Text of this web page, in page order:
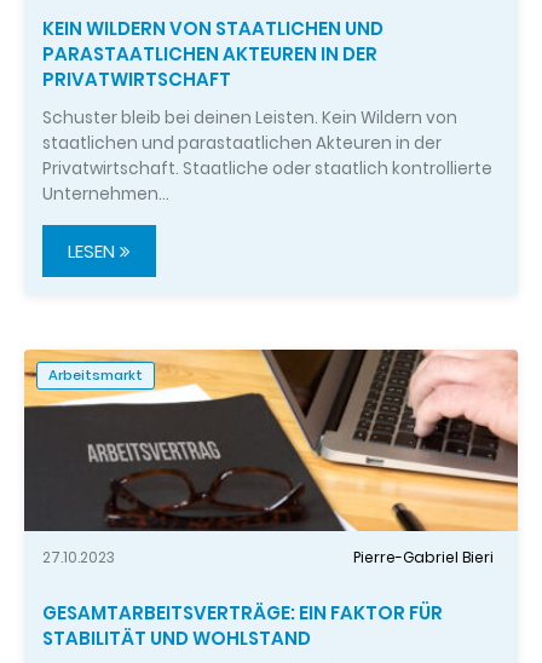
KEIN WILDERN VON STAATLICHEN UND
PARASTAATLICHEN AKTEUREN IN DER
PRIVATWIRTSCHAFT
Schuster bleib bei deinen Leisten. Kein Wildern von
staatlichen und parastaatlichen Akteuren in der
Privatwirtschaft. Staatliche oder staatlich kontrollierte
Unternehmen…
LESEN
Arbeitsmarkt
27.10.2023 Pierre-Gabriel Bieri
GESAMTARBEITSVERTRÄGE: EIN FAKTOR FÜR
STABILITÄT UND WOHLSTAND